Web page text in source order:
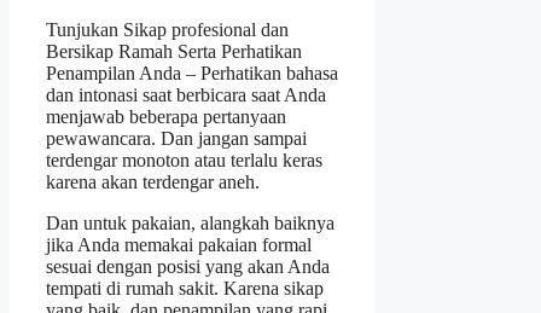
Tunjukan Sikap profesional dan
Bersikap Ramah Serta Perhatikan
Penampilan Anda – Perhatikan bahasa
dan intonasi saat berbicara saat Anda
menjawab beberapa pertanyaan
pewawancara. Dan jangan sampai
terdengar monoton atau terlalu keras
karena akan terdengar aneh.
Dan untuk pakaian, alangkah baiknya
jika Anda memakai pakaian formal
sesuai dengan posisi yang akan Anda
tempati di rumah sakit. Karena sikap